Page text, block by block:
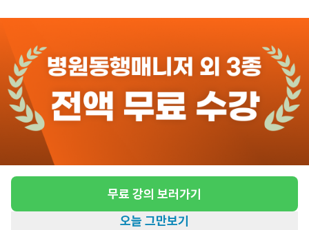
관심 일자리정보 더보기
3일전등록
반경 3KM 이내의 일자리 확인하기
무료 강의 보러가기
오늘 그만보기